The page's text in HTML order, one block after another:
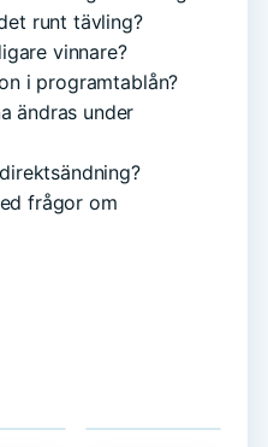
runt tävling?
vinnare?
i programtablån?
ändras under
frågor om